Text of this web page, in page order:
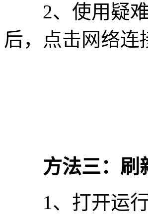
2、使用疑难
后，点击网络连
方法三：刷
1、打开运行